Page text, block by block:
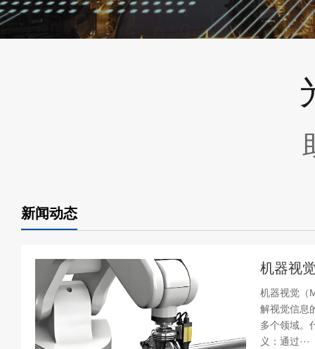
新闻动态
机器视
机器视觉（
解视觉信息
多个领域。
义：通过···